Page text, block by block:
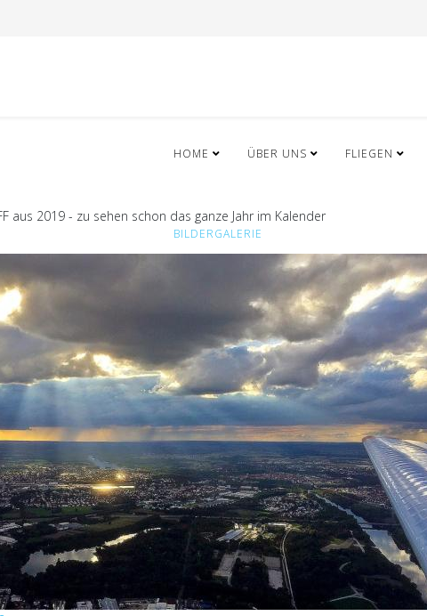
HOME ÜBER UNS FLIEGEN
BILDERGALERIE
aus 2019 - zu sehen schon das ganze Jahr im Kalender